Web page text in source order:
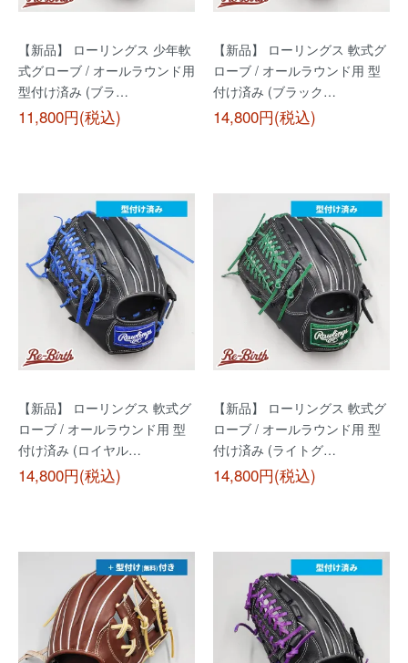
【新品】 ローリングス 少年軟
式グローブ / オールラウンド用
型付け済み (ブラ…
11,800円(税込)
【新品】 ローリングス 軟式グ
ローブ / オールラウンド用 型
付け済み (ブラック…
14,800円(税込)
【新品】 ローリングス 軟式グ
ローブ / オールラウンド用 型
付け済み (ロイヤル…
14,800円(税込)
【新品】 ローリングス 軟式グ
ローブ / オールラウンド用 型
付け済み (ライトグ…
14,800円(税込)